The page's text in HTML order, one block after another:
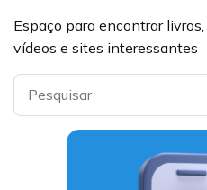
Espaço para encontrar
vídeos e sites interessantes